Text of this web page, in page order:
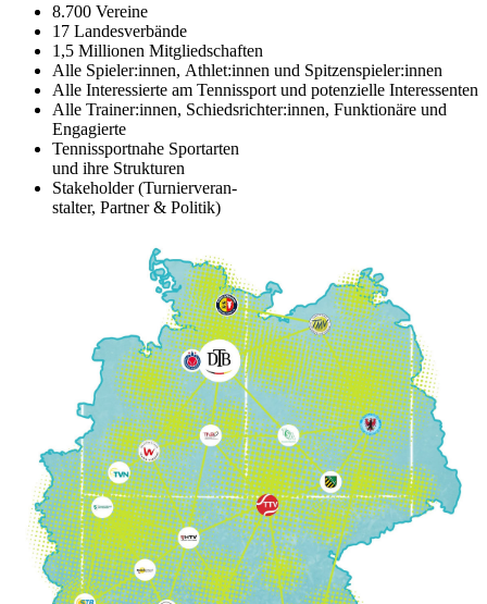
8.700 Vereine
17 Landesverbände
1,5 Millionen Mitgliedschaften
Alle Spieler:innen, Athlet:innen und Spitzenspieler:innen
Alle Interessierte am Tennissport und potenzielle Interessenten
Alle Trainer:innen, Schiedsrichter:innen, Funktionäre und
Engagierte
Tennissportnahe Sportarten
und ihre Strukturen
Stakeholder (Turnierveran-
stalter, Partner & Politik)